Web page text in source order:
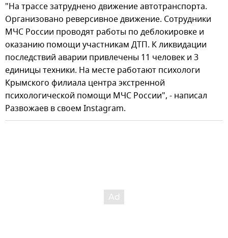
"На трассе затруднено движение автотранспорта.
Организовано реверсивное движение. Сотрудники
МЧС России проводят работы по деблокировке и
оказанию помощи участникам ДТП. К ликвидации
последствий аварии привлечены 11 человек и 3
единицы техники. На месте работают психологи
Крымского филиала центра экстренной
психологической помощи МЧС России", - написал
Развожаев в своем Instagram.